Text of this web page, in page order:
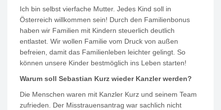
Ich bin selbst vierfache Mutter. Jedes Kind soll in
Österreich willkommen sein! Durch den Familienbonus
haben wir Familien mit Kindern steuerlich deutlich
entlastet. Wir wollen Familie vom Druck von außen
befreien, damit das Familienleben leichter gelingt. So
können unsere Kinder bestmöglich ins Leben starten!
Warum soll Sebastian Kurz wieder Kanzler werden?
Die Menschen waren mit Kanzler Kurz und seinem Team
zufrieden. Der Misstrauensantrag war sachlich nicht